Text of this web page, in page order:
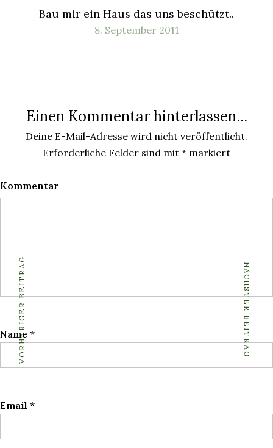
Bau mir ein Haus das uns beschützt..
8. September 2011
Einen Kommentar hinterlassen...
Deine E-Mail-Adresse wird nicht veröffentlicht.
Erforderliche Felder sind mit * markiert
Kommentar
Name *
Email *
VORHERIGER BEITRAG NÄCHSTER BEITRAG